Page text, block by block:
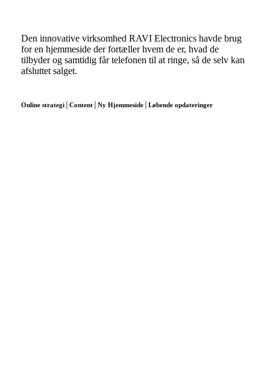
Den innovative virksomhed RAVI Electronics havde brug
for en hjemmeside der fortæller hvem de er, hvad de
tilbyder og samtidig får telefonen til at ringe, så de selv kan
afsluttet salget.
Online strategi│Content│Ny Hjemmeside│Løbende opdateringer